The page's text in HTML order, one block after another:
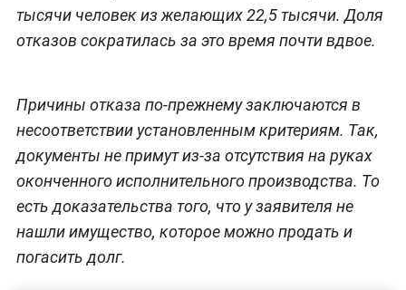
тысячи человек из желающих 22,5 тысячи. Доля
отказов сократилась за это время почти вдвое.
Причины отказа по-прежнему заключаются в
несоответствии установленным критериям. Так,
документы не примут из-за отсутствия на руках
оконченного исполнительного производства. То
есть доказательства того, что у заявителя не
нашли имущество, которое можно продать и
погасить долг.